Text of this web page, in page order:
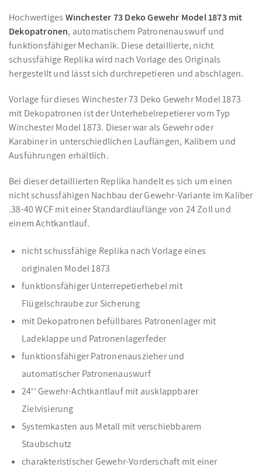
Hochwertiges Winchester 73 Deko Gewehr Model 1873 mit
Dekopatronen, automatischem Patronenauswurf und
funktionsfähiger Mechanik. Diese detaillierte, nicht
schussfähige Replika wird nach Vorlage des Originals
hergestellt und lässt sich durchrepetieren und abschlagen.
Vorlage für dieses Winchester 73 Deko Gewehr Model 1873
mit Dekopatronen ist der Unterhebelrepetierer vom Typ
Winchester Model 1873. Dieser war als Gewehr oder
Karabiner in unterschiedlichen Lauflängen, Kalibern und
Ausführungen erhältlich.
Bei dieser detaillierten Replika handelt es sich um einen
nicht schussfähigen Nachbau der Gewehr-Variante im Kaliber
.38-40 WCF mit einer Standardlauflänge von 24 Zoll und
einem Achtkantlauf.
nicht schussfähige Replika nach Vorlage eines
originalen Model 1873
funktionsfähiger Unterrepetierhebel mit
Flügelschraube zur Sicherung
mit Dekopatronen befüllbares Patronenlager mit
Ladeklappe und Patronenlagerfeder
funktionsfähiger Patronenauszieher und
automatischer Patronenauswurf
24'' Gewehr-Achtkantlauf mit ausklappbarer
Zielvisierung
Systemkasten aus Metall mit verschiebbarem
Staubschutz
charakteristischer Gewehr-Vorderschaft mit einer